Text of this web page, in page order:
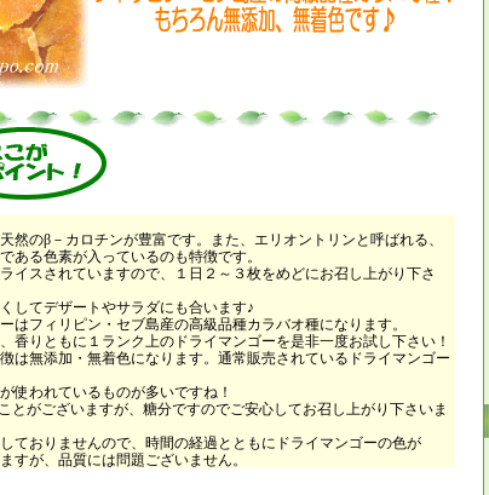
然のβ－カロチンが豊富です。また、エリオントリンと呼ばれる、
ある色素が入っているのも特徴です。
イスされていますので、１日２～３枚をめどにお召し上がり下さ
してデザートやサラダにも合います♪
はフィリピン・セブ島産の高級品種カラバオ種になります。
香りともに１ランク上のドライマンゴーを是非一度お試し下さい！
は無添加・無着色になります。通常販売されているドライマンゴー
使われているものが多いですね！
とがございますが、糖分ですのでご安心してお召し上がり下さいま
ておりませんので、時間の経過とともにドライマンゴーの色が
すが、品質には問題ございません。